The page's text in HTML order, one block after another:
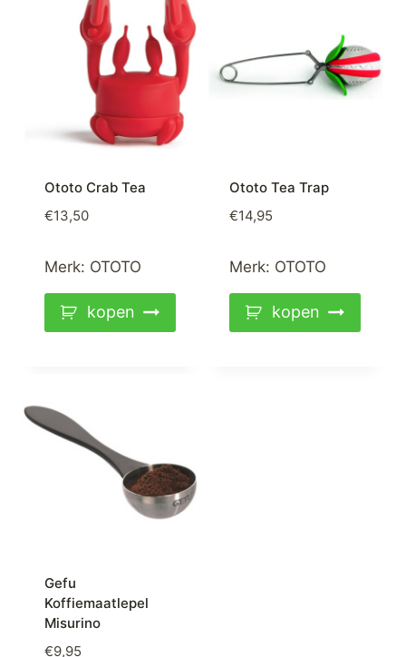
Ototo Crab Tea
€13,50
Merk: OTOTO
kopen
Ototo Tea Trap
€14,95
Merk: OTOTO
kopen
Gefu
Koffiemaatlepel
Misurino
€9,95